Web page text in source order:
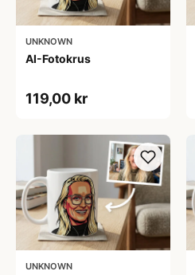
UNKNOWN
AI-Fotokrus
119,00 kr
UNKNOWN